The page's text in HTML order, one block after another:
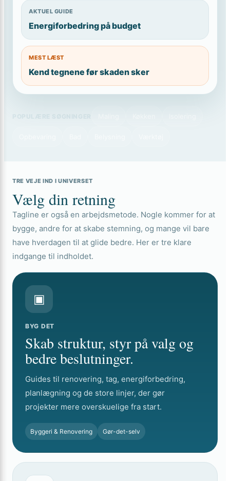
AKTUEL GUIDE
Energiforbedring på budget
MEST LÆST
Kend tegnene før skaden sker
TRE VEJE IND I UNIVERSET
Vælg din retning
Tagline er også en arbejdsmetode. Nogle kommer for at
bygge, andre for at skabe stemning, og mange vil bare
have hverdagen til at glide bedre. Her er tre klare
indgange til indholdet.
▣
BYG DET
Skab struktur, styr på valg og
bedre beslutninger.
Guides til renovering, tag, energiforbedring,
planlægning og de store linjer, der gør
projekter mere overskuelige fra start.
Byggeri & Renovering Gør-det-selv